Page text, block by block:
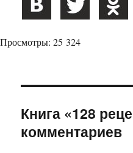
Просмотры: 25 324
Книга «128
комментариев